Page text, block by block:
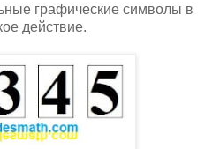
графические символы в
действие.